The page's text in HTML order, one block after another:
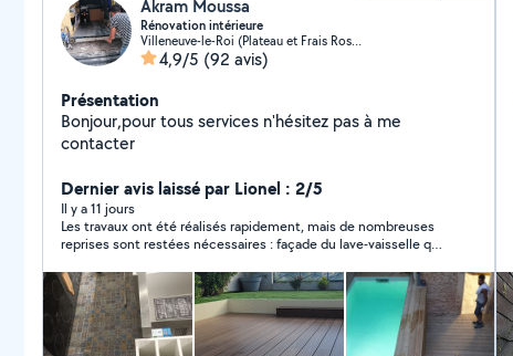
Akram Moussa
Rénovation intérieure
Villeneuve-le-Roi (Plateau et Frais Rosset)
4,9/5 (92 avis)
Présentation
Bonjour,pour tous services n'hésitez pas à me
contacter
Dernier avis laissé par Lionel : 2/5
Il y a 11 jours
Les travaux ont été réalisés rapidement, mais de nombreuses
reprises sont restées nécessaires : façade du lave-vaisselle qui
rebouchages à reprendre, poignées de placard mal alignées,
fissures apparues au plafond de la cuisine après les travaux,
etc. Un store s'est également cassé lors de la manipulation
après sa pose. Malgré plusieurs relances et des propositions de
rendez-vous pour effectuer les reprises, je suis toujours sans